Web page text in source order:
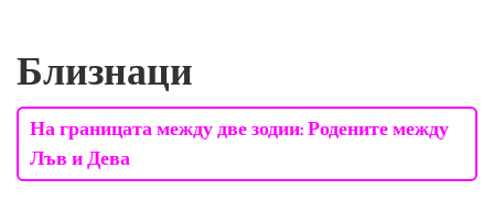
Близнаци
На границата между две зодии: Родените между
Лъв и Дева